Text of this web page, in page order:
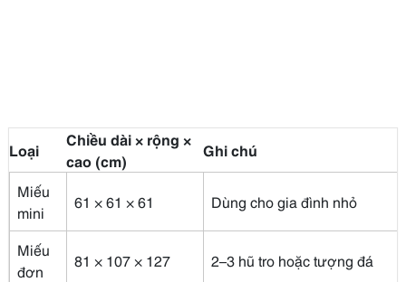
Loại
Chiều dài × rộng ×
cao (cm)
Ghi chú
Miếu
mini
61 × 61 × 61 Dùng cho gia đình nhỏ
Miếu
đơn
81 × 107 × 127 2–3 hũ tro hoặc tượng đá